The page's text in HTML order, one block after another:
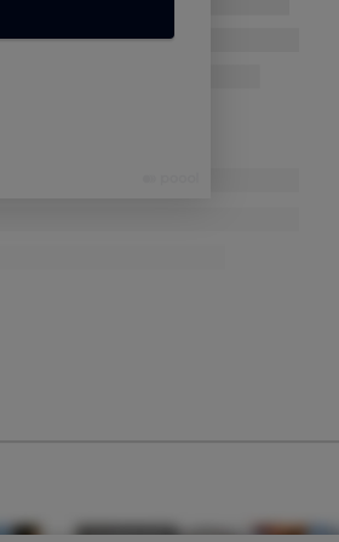
por tarjetas en 2020
el conjunto de las
como elduplicado de la